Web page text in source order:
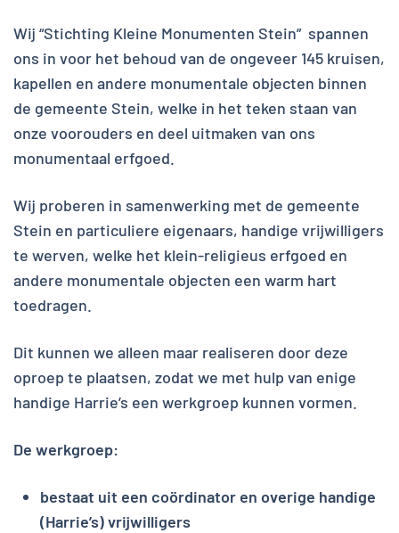
Wij “Stichting Kleine Monumenten Stein” spannen
ons in voor het behoud van de ongeveer 145 kruisen,
kapellen en andere monumentale objecten binnen
de gemeente Stein, welke in het teken staan van
onze voorouders en deel uitmaken van ons
monumentaal erfgoed.
Wij proberen in samenwerking met de gemeente
Stein en particuliere eigenaars, handige vrijwilligers
te werven, welke het klein-religieus erfgoed en
andere monumentale objecten een warm hart
toedragen.
Dit kunnen we alleen maar realiseren door deze
oproep te plaatsen, zodat we met hulp van enige
handige Harrie’s een werkgroep kunnen vormen.
De werkgroep:
bestaat uit een coördinator en overige handige
(Harrie’s) vrijwilligers